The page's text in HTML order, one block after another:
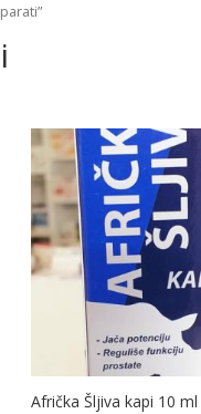
Afrička Šljiva kapi 10 ml